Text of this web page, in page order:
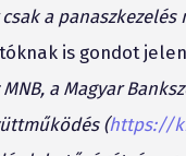
a panaszkezelés
is gondot
a Magyar
(https://